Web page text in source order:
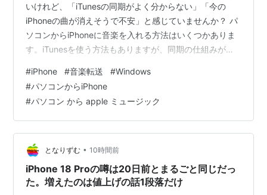
12月19日、日本でiPhone発売に向けて本格的に交渉
を開始。
2008年
2月5日、16GBモデルが登場。値段はアメリカで499
ドル。
5月6日、英Vodafone、オーストリアやチェコなど10
カ国でiPhoneを販売することをアップルと合意。
6月4日、ソフトバンクモバイル、年内に日本国内で
iPhoneを販売することをアップルと契約を締結。
6月9日、WWDC 2008でiPhoneの後継機種、iPhone
3Gと.macに替わる新サービスMobileMe
いけれど、「iTunesの同期がよく分からない」「今の
iPhoneの曲が消えそうで不安」と感じていませんか？ パ
ソコンからiPhoneに音楽を入れる方法はいくつかありま
す。iTunesを使う方法もありますが、同期の仕組みが少
す。 この記事では、WindowsパソコンからiPhoneに音楽
を入れる方法を分かりやすく紹介します。同期しないで
曲を転送したい方には、FoneToolを使う方法が特におす
すめです。 パソコンからiPhoneに音楽を入れる前に知っ
ておきたいこと まず確認したいのは、…
#iPhone #音楽転送 #Windows
#パソコンからiPhone
#パソコン から apple ミュージック
となりずむ • 10時間前
iPhone 18 Proの噂は20日前とまるごと同じだっ
た。増えたのは値上げの話1段落だけ